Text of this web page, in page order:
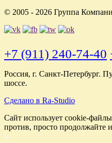
© 2005 - 2026 Группа
+7 (911) 240-74-40
Россия, г. Санкт-Петербург.
шоссе.
Сделано в Ra-Studio
Cайт использует cookie-
против, просто продолжайте